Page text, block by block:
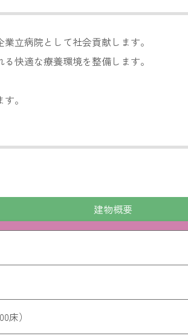
立病院として社会貢献します。
快適な療養環境を整備します。
。
床）
建物概要